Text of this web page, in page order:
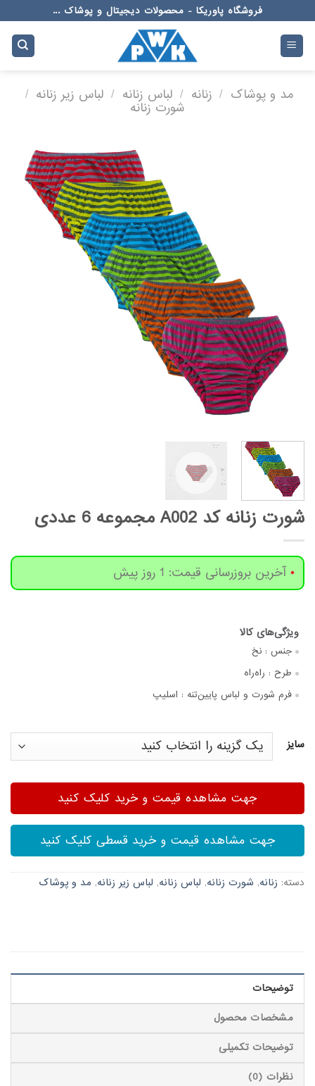
to
content
فروشگاه پاوریکا - محصولات دیجیتال و پوشاک ...
مد و پوشاک / زنانه / لباس زنانه / لباس زیر زنانه /
شورت زنانه
شورت زنانه کد A002 مجموعه 6 عددی
آخرین بروزرسانی قیمت: 1 روز پیش
جنس : نخ
طرح : راه‌راه
فرم شورت و لباس پایین‌تنه : اسلیپ
سایز
جهت مشاهده قیمت و خرید کلیک کنید
جهت مشاهده قیمت و خرید قسطی کلیک کنید
دسته: زنانه, شورت زنانه, لباس زنانه, لباس زیر زنانه, مد و پوشاک
توضیحات
مشخصات محصول
توضیحات تکمیلی
نظرات (0)